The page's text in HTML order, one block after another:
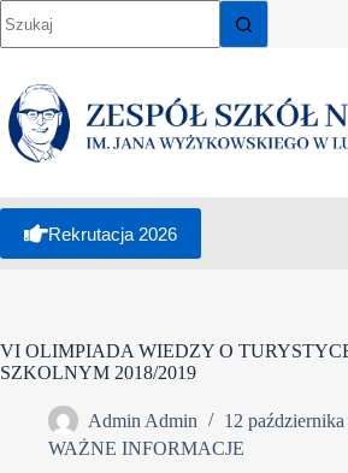
Rekrutacja 2026
VI OLIMPIADA WIEDZY O
SZKOLNYM 2018/2019
Admin Admin
12
WAŻNE INFORMACJE